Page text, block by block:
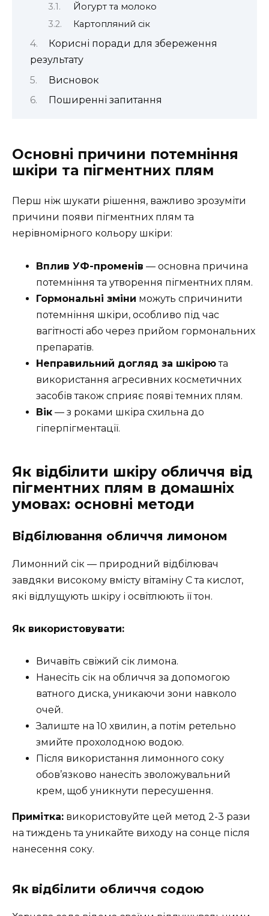
Йогурт та молоко
Картопляний сік
Корисні поради для збереження
результату
Висновок
Поширенні запитання
Основні причини потемніння
шкіри та пігментних плям
Перш ніж шукати рішення, важливо зрозуміти
причини появи пігментних плям та
нерівномірного кольору шкіри:
Вплив УФ-променів — основна причина
потемніння та утворення пігментних плям.
Гормональні зміни можуть спричинити
потемніння шкіри, особливо під час
вагітності або через прийом гормональних
препаратів.
Неправильний догляд за шкіроюта
використання агресивних косметичних
засобів також сприяє появі темних плям.
Вік — з роками шкіра схильна до
гіперпігментації.
Як відбілити шкіру обличчя від
пігментних плям в домашніх
умовах: основні методи
Відбілювання обличчя лимоном
Лимонний сік — природний відбілювач
завдяки високому вмісту вітаміну С та кислот,
які відлущують шкіру і освітлюють її тон.
Як використовувати:
Вичавіть свіжий сік лимона.
Нанесіть сік на обличчя за допомогою
ватного диска, уникаючи зони навколо
очей.
Залиште на 10 хвилин, а потім ретельно
змийте прохолодною водою.
Після використання лимонного соку
обов’язково нанесіть зволожувальний
крем, щоб уникнути пересушення.
Примітка: використовуйте цей метод 2-3 рази
на тиждень та уникайте виходу на сонце після
нанесення соку.
Як відбілити обличчя содою